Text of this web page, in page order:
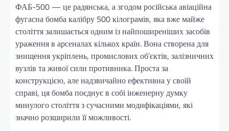
ФАБ-500 — це радянська, а згодом російська авіаційна
фугасна бомба калібру 500 кілограмів, яка вже майже
століття залишається одним із найпоширеніших засобів
ураження в арсеналах кількох країн. Вона створена для
знищення укріплень, промислових об’єктів, залізничних
вузлів та живої сили противника. Проста за
конструкцією, але надзвичайно ефективна у своїй
справі, ця бомба поєднує в собі інженерну думку
минулого століття з сучасними модифікаціями, які
значно розширили її можливості.